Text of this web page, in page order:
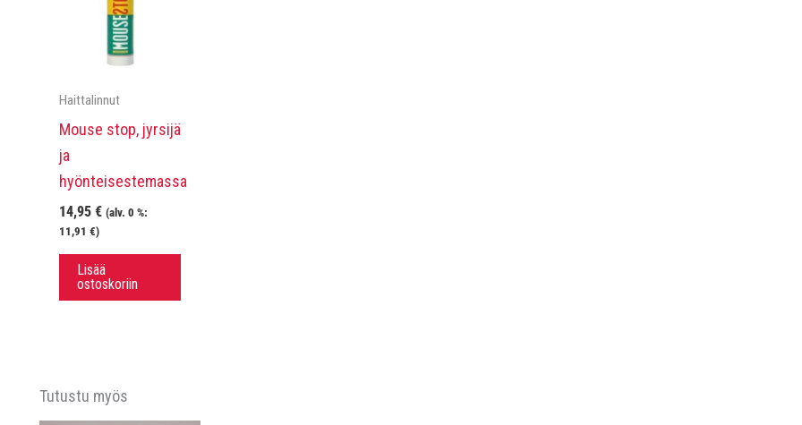
Haittalinnut
Mouse stop, jyrsijä
ja
hyönteisestemassa
14,95 € (alv. 0 %:
11,91 €)
Lisää
ostoskoriin
Tutustu myös